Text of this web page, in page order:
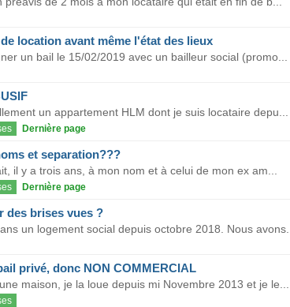
location avant même l'état des lieux
un bail le 15/02/2019 avec un bailleur social (promo...
un appartement HLM dont je suis locataire depu...
Dernière page
et separation???
il y a trois ans, à mon nom et à celui de mon ex am...
Dernière page
des brises vues ?
un logement social depuis octobre 2018. Nous avons...
privé, donc NON COMMERCIAL
maison, je la loue depuis mi Novembre 2013 et je le...